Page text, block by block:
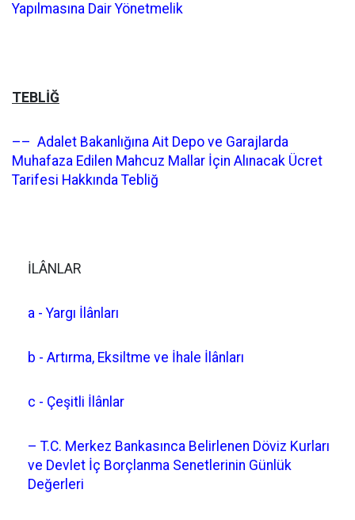
Yapılmasına Dair Yönetmelik
TEBLİĞ
–– Adalet Bakanlığına Ait Depo ve Garajlarda
Muhafaza Edilen Mahcuz Mallar İçin Alınacak Ücret
Tarifesi Hakkında Tebliğ
İLÂNLAR
a - Yargı İlânları
b - Artırma, Eksiltme ve İhale İlânları
c - Çeşitli İlânlar
– T.C. Merkez Bankasınca Belirlenen Döviz Kurları
ve Devlet İç Borçlanma Senetlerinin Günlük
Değerleri